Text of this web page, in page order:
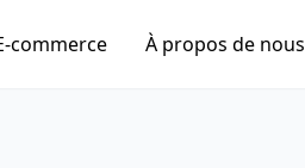
commerce À propos de nous